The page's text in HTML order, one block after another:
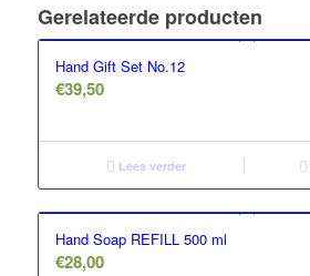
Gerelateerde producten
Hand Gift Set No.12
€39,50
Lees verder
Hand Soap REFILL 500 ml
€28,00